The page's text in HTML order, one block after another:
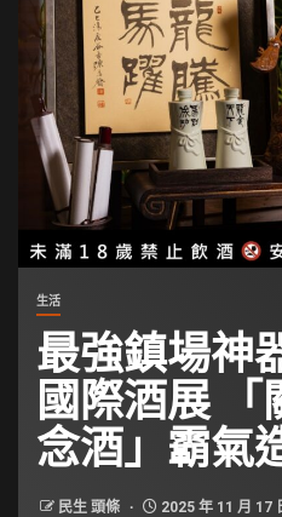
生活
最強鎮場神
國際酒展
念酒」霸氣
民生 頭條 2025 年 11 月 17